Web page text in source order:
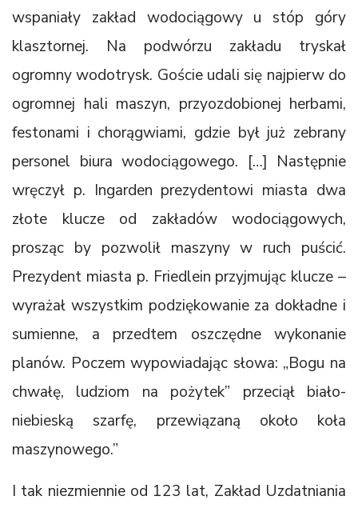
wspaniały zakład wodociągowy u stóp góry
klasztornej. Na podwórzu zakładu tryskał
ogromny wodotrysk. Goście udali się najpierw do
ogromnej hali maszyn, przyozdobionej herbami,
festonami i chorągwiami, gdzie był już zebrany
personel biura wodociągowego. […] Następnie
wręczył p. Ingarden prezydentowi miasta dwa
złote klucze od zakładów wodociągowych,
prosząc by pozwolił maszyny w ruch puścić.
Prezydent miasta p. Friedlein przyjmując klucze –
wyrażał wszystkim podziękowanie za dokładne i
sumienne, a przedtem oszczędne wykonanie
planów. Poczem wypowiadając słowa: „Bogu na
chwałę, ludziom na pożytek” przeciął biało-
niebieską szarfę, przewiązaną około koła
maszynowego.”
I tak niezmiennie od 123 lat, Zakład Uzdatniania